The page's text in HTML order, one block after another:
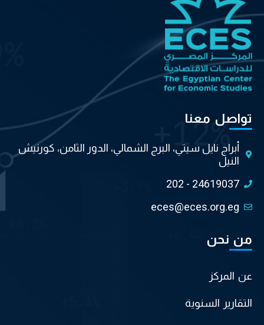
تواصل معنا
أبراج نايل سيتي، البرج الشمالي، الدور الثامن، كورنيش
النيل
202 - 24619037
eces@eces.org.eg
من نحن
عن المركز
التقارير السنوية